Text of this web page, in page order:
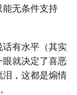
能无条件支持
有水平（其实
眼就决定了喜恶
泪，这都是煽情